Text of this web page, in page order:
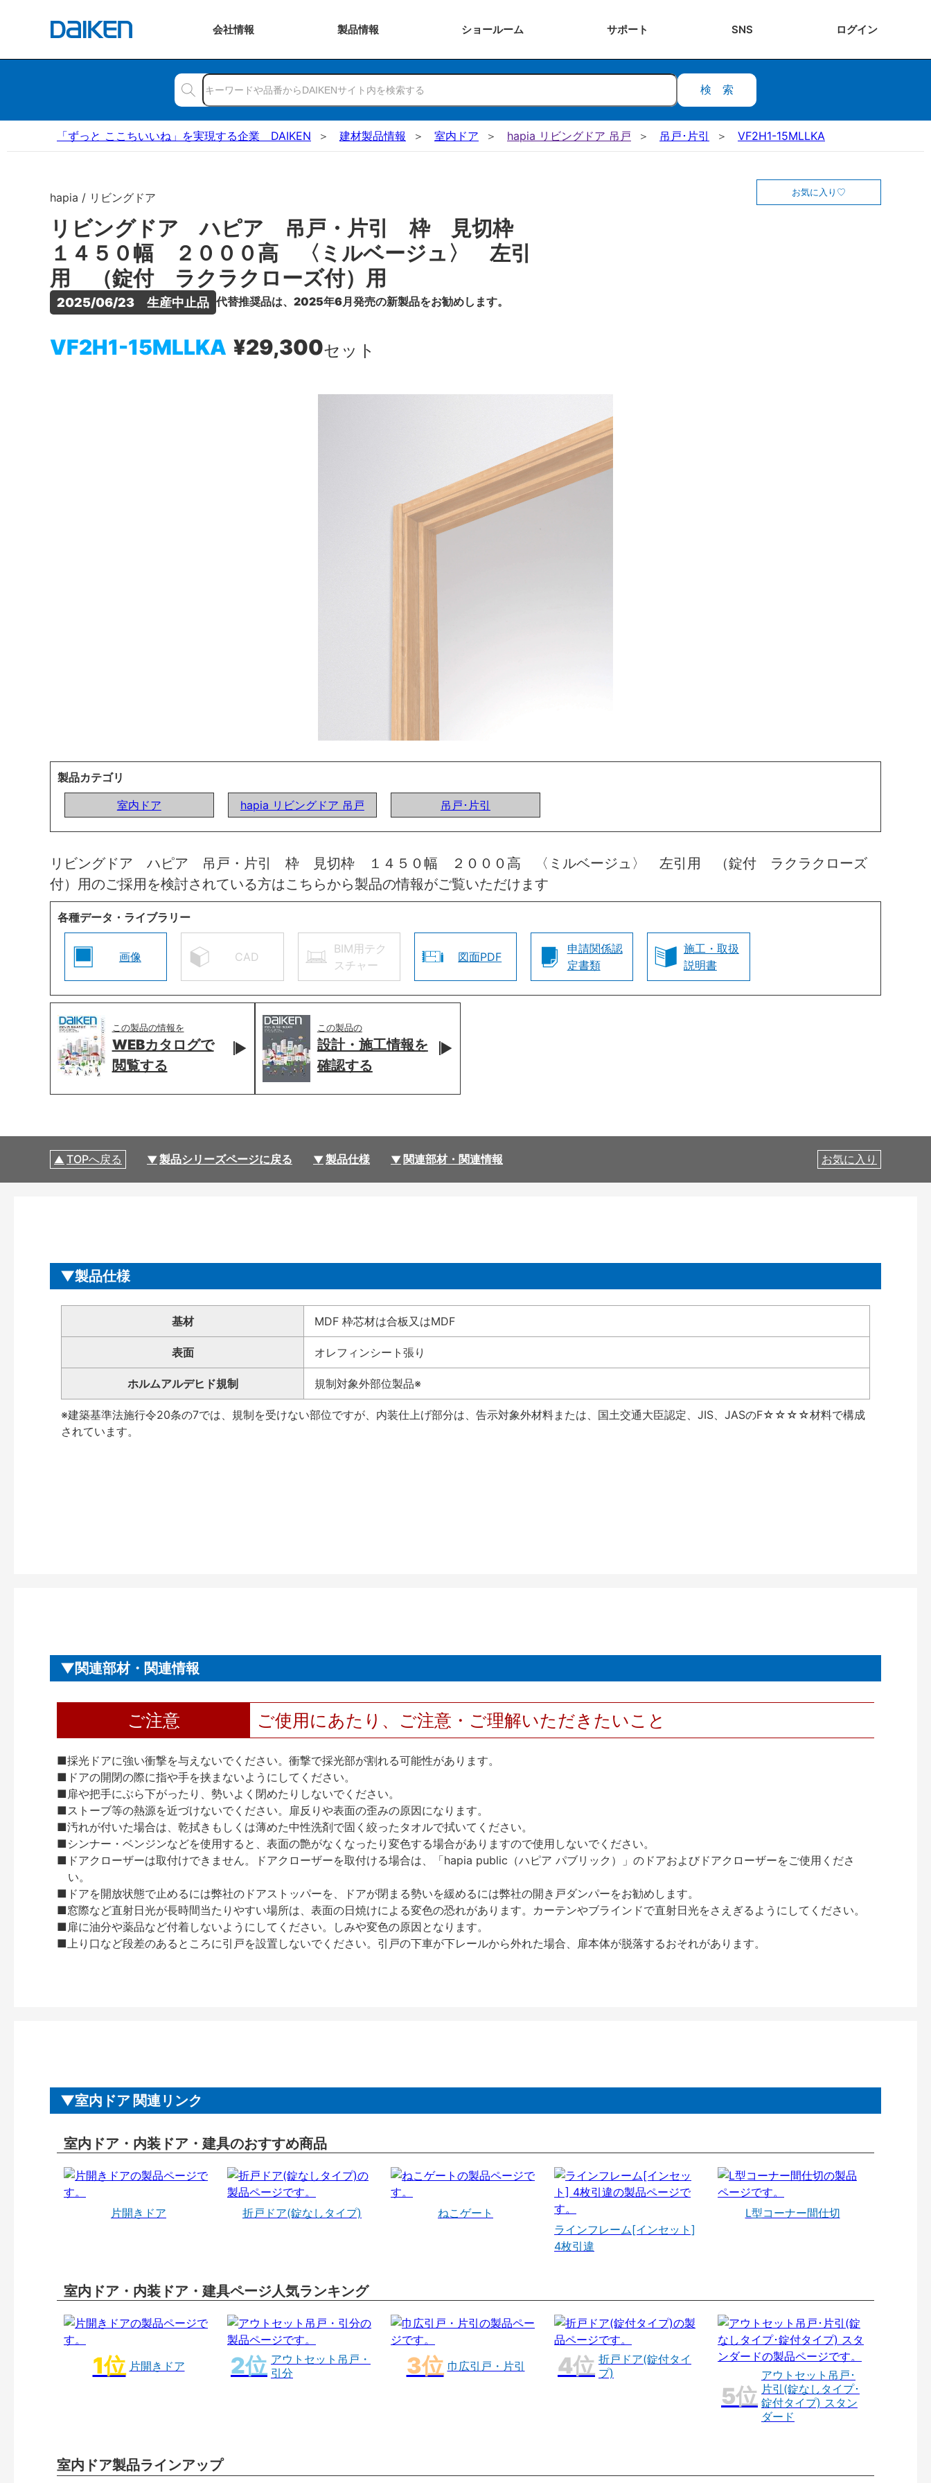
会社情報 製品情報 ショールーム サポート SNS ログイン
検索
「ずっと ここちいいね」を実現する企業 DAIKEN 建材製品情報 室内ドア hapia リビングドア 吊戸 吊戸･片引 VF2H1-15MLLKA
hapia / リビングドア
リビングドア ハピア 吊戸・片引 枠 見切枠
１４５０幅 ２０００高 〈ミルベージュ〉 左引
用 （錠付 ラクラクローズ付）用
2025/06/23　生産中止品 代替推奨品は、2025年6月発売の新製品をお勧めします。
VF2H1-15MLLKA ¥29,300セット
お気に入り
製品カテゴリ
室内ドア
hapia リビングドア 吊戸 吊戸･片引
リビングドア ハピア 吊戸・片引 枠 見切枠 １４５０幅 ２０００高 〈ミルベージュ〉 左引用 （錠付 ラクラクローズ
付）用のご採用を検討されている方はこちらから製品の情報がご覧いただけます
各種データ・ライブラリー
画像 CAD
BIM用テク
スチャー
図面PDF
申請関係認
定書類
施工・取扱
説明書
この製品の情報を
WEBカタログで
閲覧する
この製品の
設計・施工情報を
確認する
TOPへ戻る 製品シリーズページに戻る 製品仕様 関連部材・関連情報 お気に入り
製品仕様
基材 MDF 枠芯材は合板又はMDF
表面 オレフィンシート張り
ホルムアルデヒド規制 規制対象外部位製品※
※建築基準法施行令20条の7では、規制を受けない部位ですが、内装仕上げ部分は、告示対象外材料または、国土交通大臣認定、JIS、JASのF☆☆☆☆材料で構成
されています。
関連部材・関連情報
ご注意 ご使用にあたり、ご注意・ご理解いただきたいこと
■採光ドアに強い衝撃を与えないでください。衝撃で採光部が割れる可能性があります。
■ドアの開閉の際に指や手を挟まないようにしてください。
■扉や把手にぶら下がったり、勢いよく閉めたりしないでください。
■ストーブ等の熱源を近づけないでください。扉反りや表面の歪みの原因になります。
■汚れが付いた場合は、乾拭きもしくは薄めた中性洗剤で固く絞ったタオルで拭いてください。
■シンナー・ベンジンなどを使用すると、表面の艶がなくなったり変色する場合がありますので使用しないでください。
■ドアクローザーは取付けできません。ドアクローザーを取付ける場合は、「hapia public（ハピア パブリック）」のドアおよびドアクローザーをご使用くださ
い。
■ドアを開放状態で止めるには弊社のドアストッパーを、ドアが閉まる勢いを緩めるには弊社の開き戸ダンパーをお勧めします。
■窓際など直射日光が長時間当たりやすい場所は、表面の日焼けによる変色の恐れがあります。カーテンやブラインドで直射日光をさえぎるようにしてください。
■扉に油分や薬品など付着しないようにしてください。しみや変色の原因となります。
■上り口など段差のあるところに引戸を設置しないでください。引戸の下車が下レールから外れた場合、扉本体が脱落するおそれがあります。
室内ドア 関連リンク
室内ドア・内装ドア・建具のおすすめ商品
片開きドア 折戸ドア(錠なしタイプ)
ねこゲート
ラインフレーム[インセット]
4枚引違
L型コーナー間仕切
室内ドア・内装ドア・建具ページ人気ランキング
片開きドア
アウトセット吊戸・
引分
巾広引戸・片引
折戸ドア(錠付タイ
プ)
アウトセット吊戸･
片引(錠なしタイプ･
錠付タイプ) スタン
ダード
室内ドア製品ラインアップ